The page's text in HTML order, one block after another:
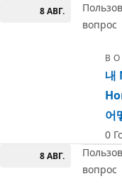
8 АВГ.
вопрос
내
어
0
8 АВГ.
вопрос